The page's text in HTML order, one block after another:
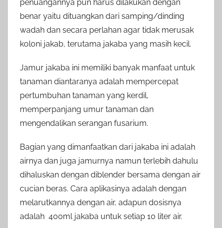
penuangannya pun harus dilakukan dengan
benar yaitu dituangkan dari samping/dinding
wadah dan secara perlahan agar tidak merusak
koloni jakab, terutama jakaba yang masih kecil.
Jamur jakaba ini memiliki banyak manfaat untuk
tanaman diantaranya adalah mempercepat
pertumbuhan tanaman yang kerdil,
memperpanjang umur tanaman dan
mengendalikan serangan fusarium.
Bagian yang dimanfaatkan dari jakaba ini adalah
airnya dan juga jamurnya namun terlebih dahulu
dihaluskan dengan diblender bersama dengan air
cucian beras. Cara aplikasinya adalah dengan
melarutkannya dengan air, adapun dosisnya
adalah 400ml jakaba untuk setiap 10 liter air.